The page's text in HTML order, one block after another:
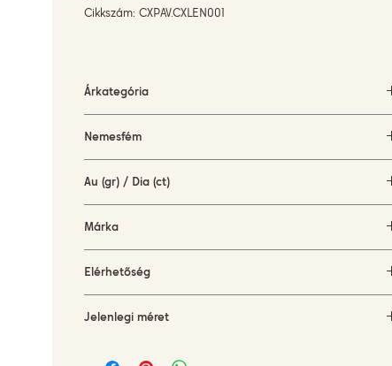
Cikkszám: CXPAV.CXLEN001
Árkategória
Nemesfém
Au (gr) / Dia (ct)
Márka
Elérhetőség
Jelenlegi méret